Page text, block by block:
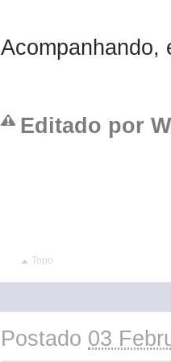
Acompanhando,
Editado por
Topo
Postado 03